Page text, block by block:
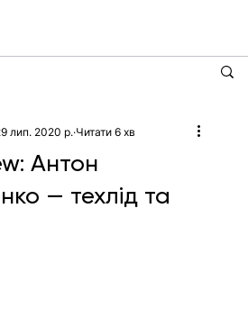
Антон
— техлід та
лип. 2020 р. Читати 6 хв